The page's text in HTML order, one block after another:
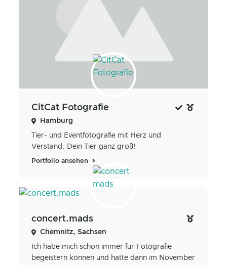
CitCat Fotografie
Hamburg
Tier- und Eventfotografie mit Herz und
Verstand. Dein Tier ganz groß!
Portfolio ansehen
concert.mads
Chemnitz, Sachsen
Ich habe mich schon immer für Fotografie
begeistern können und hatte dann im November